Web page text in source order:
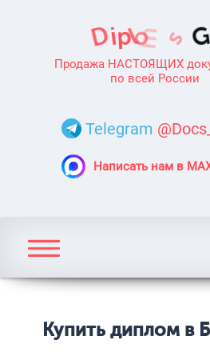
Продажа НАСТОЯЩИХ
по всей России
Telegram
Написать нам в
Купить диплом в